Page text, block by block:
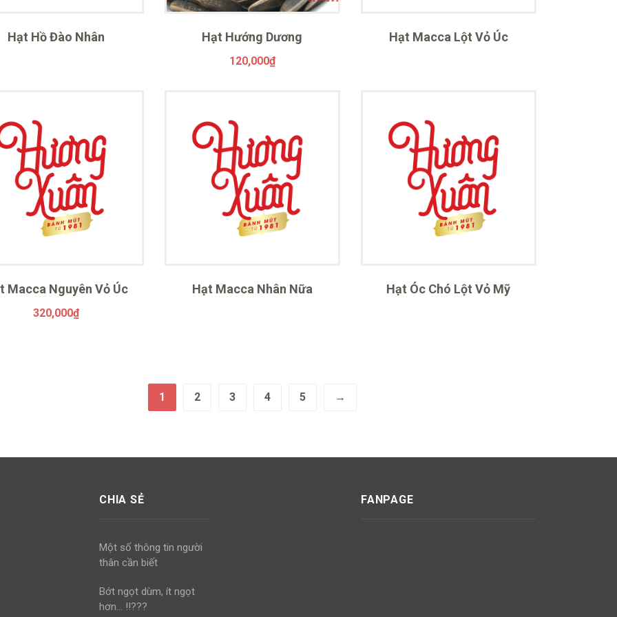
Hạt Hồ Đào Nhân Hạt Hướng Dương
120,000₫
Hạt Macca Lột Vỏ Úc
Macca Nguyên Vỏ Úc
320,000₫
Hạt Macca Nhân Nữa Hạt Óc Chó Lột Vỏ Mỹ
1 2 3 4 5 →
CHIA SẺ
Một số thông tin người
thân cần biết
Bớt ngọt dùm, ít ngọt
hơn… !!???
FANPAGE